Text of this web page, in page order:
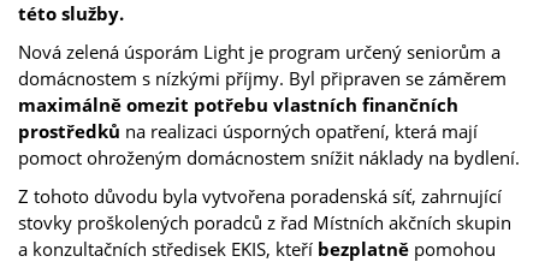
této služby.
Nová zelená úsporám Light je program určený seniorům a
domácnostem s nízkými příjmy. Byl připraven se záměrem
maximálně omezit potřebu vlastních finančních
prostředků na realizaci úsporných opatření, která mají
pomoct ohroženým domácnostem snížit náklady na bydlení.
Z tohoto důvodu byla vytvořena poradenská síť, zahrnující
stovky proškolených poradců z řad Místních akčních skupin
a konzultačních středisek EKIS, kteří bezplatně pomohou